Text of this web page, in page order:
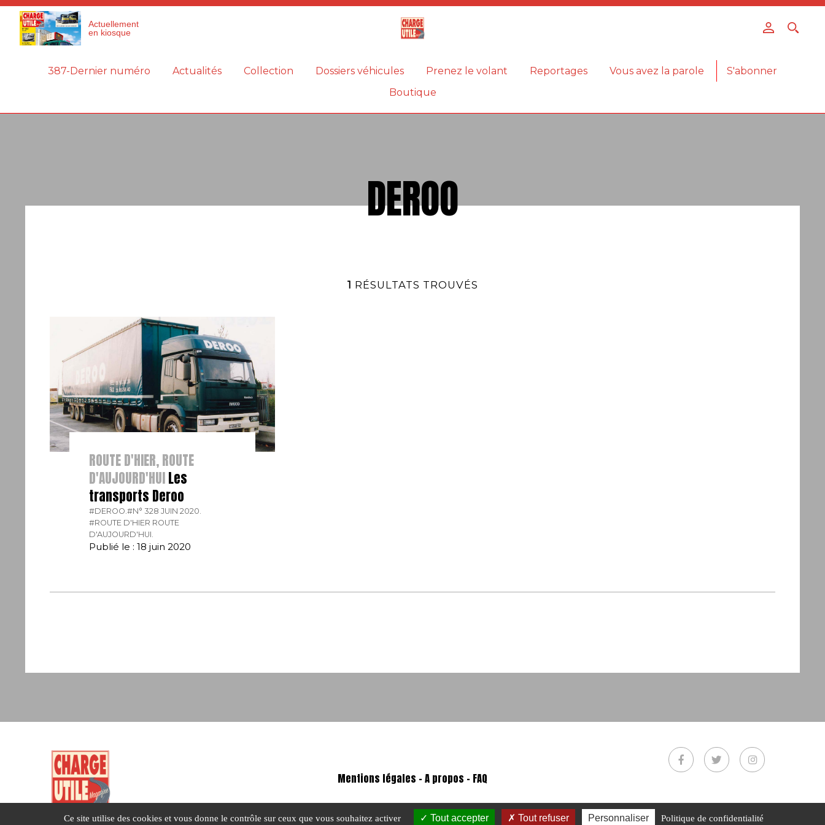
Actuellement
en kiosque
387-Dernier numéro Actualités Collection Dossiers véhicules Prenez le volant Reportages Vous avez la parole
S'abonner
Boutique
DEROO
1 RÉSULTATS TROUVÉS
ROUTE D'HIER, ROUTE
D'AUJOURD'HUILes
transports Deroo
#DEROO.#N° 328 JUIN 2020.
#ROUTE D'HIER ROUTE
D'AUJOURD'HUI.
Publié le : 18 juin 2020
Mentions légales - A propos - FAQ
Panneau de gestion des cookies
Ce site utilise des cookies et vous donne le contrôle sur ceux que vous souhaitez activer Tout accepter Tout refuser Personnaliser Politique de confidentialité